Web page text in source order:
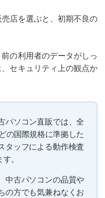
店を選ぶと、初期不良の
の利用者のデータがしっ
セキュリティ上の観点か
パソコン直販では、全
の国際規格に準拠した
タッフによる動作検査
。
中古パソコンの品質や
の方でも気兼ねなくお